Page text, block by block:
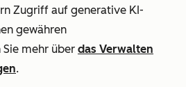
Zugriff auf generative KI-
gewähren
mehr über das Verwalten
.